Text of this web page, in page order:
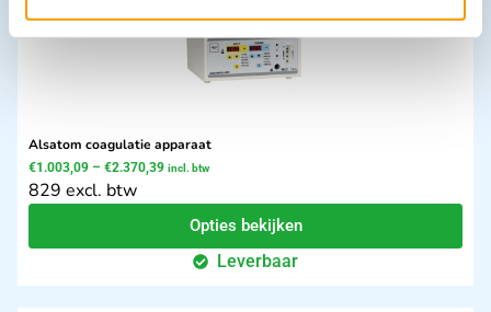
Alsatom coagulatie apparaat
€1.003,09 – €2.370,39 incl. btw
829 excl. btw
Opties bekijken
Leverbaar